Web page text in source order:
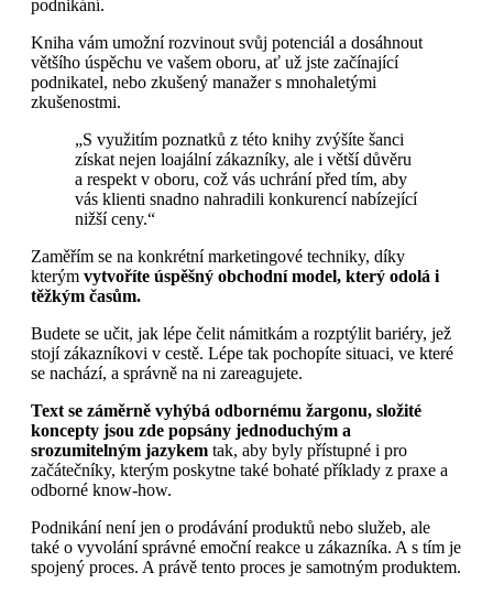
podnikání.
Kniha vám umožní rozvinout svůj potenciál a dosáhnout
většího úspěchu ve vašem oboru, ať už jste začínající
podnikatel, nebo zkušený manažer s mnohaletými
zkušenostmi.
„S využitím poznatků z této knihy zvýšíte šanci
získat nejen loajální zákazníky, ale i větší důvěru
a respekt v oboru, což vás uchrání před tím, aby
vás klienti snadno nahradili konkurencí nabízející
nižší ceny.“
Zaměřím se na konkrétní marketingové techniky, díky
kterým vytvoříte úspěšný obchodní model, který odolá i
těžkým časům.
Budete se učit, jak lépe čelit námitkám a rozptýlit bariéry, jež
stojí zákazníkovi v cestě. Lépe tak pochopíte situaci, ve které
se nachází, a správně na ni zareagujete.
Text se záměrně vyhýbá odbornému žargonu, složité
koncepty jsou zde popsány jednoduchým a
srozumitelným jazykem tak, aby byly přístupné i pro
začátečníky, kterým poskytne také bohaté příklady z praxe a
odborné know-how.
Podnikání není jen o prodávání produktů nebo služeb, ale
také o vyvolání správné emoční reakce u zákazníka. A s tím je
spojený proces. A právě tento proces je samotným produktem.